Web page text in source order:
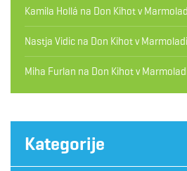
Kamila Hollá na Don Kihot v
Nastja Vidic na Don Kihot v Marmoladi
Miha Furlan na Don Kihot v
Kategorije